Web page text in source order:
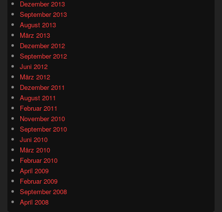
Dezember 2013
September 2013
August 2013
März 2013
Dezember 2012
September 2012
Juni 2012
März 2012
Dezember 2011
August 2011
Februar 2011
November 2010
September 2010
Juni 2010
März 2010
Februar 2010
April 2009
Februar 2009
September 2008
April 2008